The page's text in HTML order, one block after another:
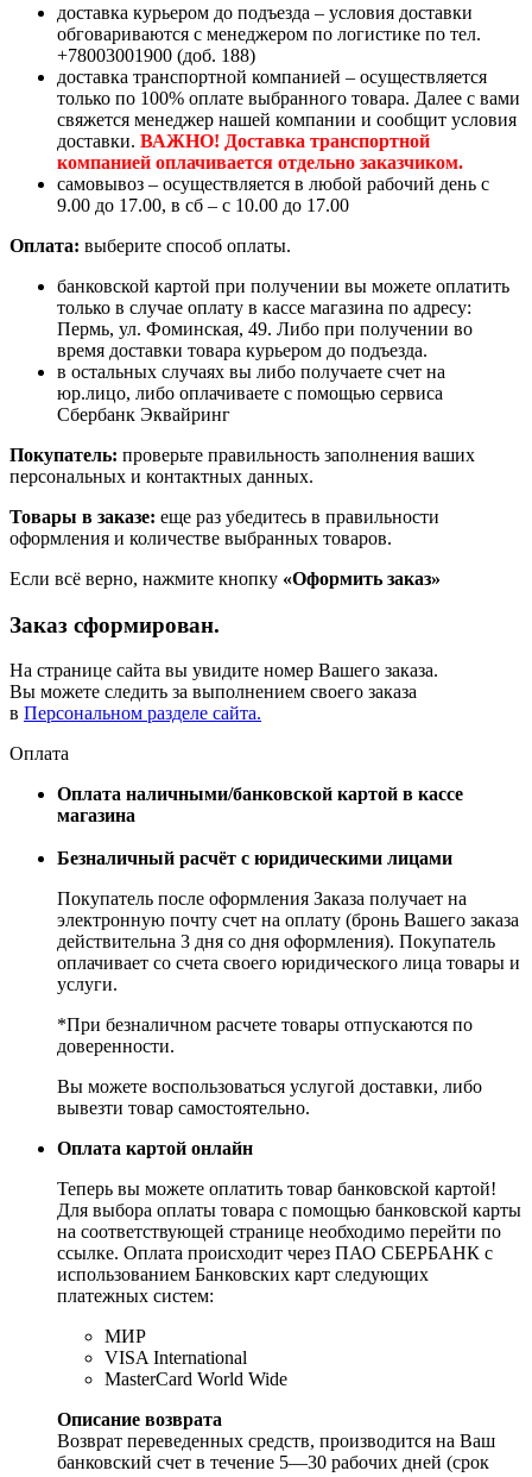
доставка курьером до подъезда – условия доставки
обговариваются с менеджером по логистике по тел.
+78003001900 (доб. 188)
доставка транспортной компанией – осуществляется
только по 100% оплате выбранного товара. Далее с вами
свяжется менеджер нашей компании и сообщит условия
доставки. ВАЖНО! Доставка транспортной
компанией оплачивается отдельно заказчиком.
самовывоз – осуществляется в любой рабочий день с
9.00 до 17.00, в сб – с 10.00 до 17.00
Оплата: выберите способ оплаты.
банковской картой при получении вы можете оплатить
только в случае оплату в кассе магазина по адресу:
Пермь, ул. Фоминская, 49. Либо при получении во
время доставки товара курьером до подъезда.
в остальных случаях вы либо получаете счет на
юр.лицо, либо оплачиваете с помощью сервиса
Сбербанк Эквайринг
Покупатель: проверьте правильность заполнения ваших
персональных и контактных данных.
Товары в заказе: еще раз убедитесь в правильности
оформления и количестве выбранных товаров.
Если всё верно, нажмите кнопку «Оформить заказ»
Заказ сформирован.
На странице сайта вы увидите номер Вашего заказа.
Вы можете следить за выполнением своего заказа
в Персональном разделе сайта.
Оплата
Оплата наличными/банковской картой в кассе
магазина
Безналичный расчёт с юридическими лицами
Покупатель после оформления Заказа получает на
электронную почту счет на оплату (бронь Вашего заказа
действительна 3 дня со дня оформления). Покупатель
оплачивает со счета своего юридического лица товары и
услуги.
*При безналичном расчете товары отпускаются по
доверенности.
Вы можете воспользоваться услугой доставки, либо
вывезти товар самостоятельно.
Оплата картой онлайн
Теперь вы можете оплатить товар банковской картой!
Для выбора оплаты товара с помощью банковской карты
на соответствующей странице необходимо перейти по
ссылке. Оплата происходит через ПАО СБЕРБАНК с
использованием Банковских карт следующих
платежных систем:
МИР
VISA International
MasterCard World Wide
Описание возврата
Возврат переведенных средств, производится на Ваш
банковский счет в течение 5—30 рабочих дней (срок